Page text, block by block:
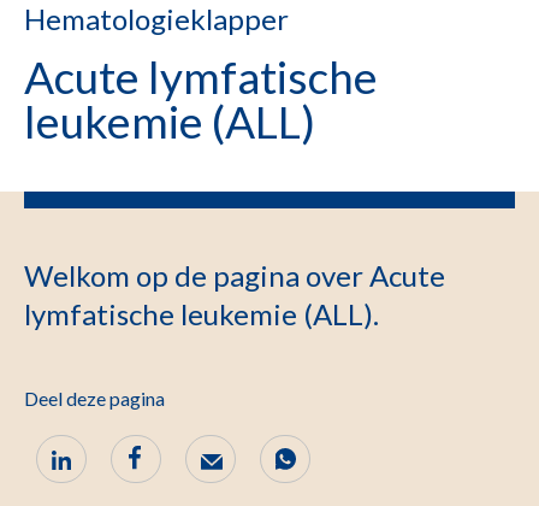
Hematologieklapper
Acute lymfatische
leukemie (ALL)
Welkom op de pagina over Acute
lymfatische leukemie (ALL).
Deel deze pagina